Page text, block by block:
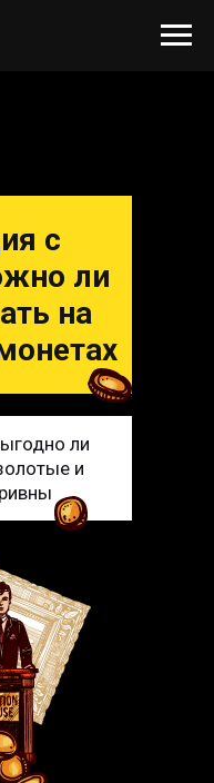
с
ли
на
ли
и